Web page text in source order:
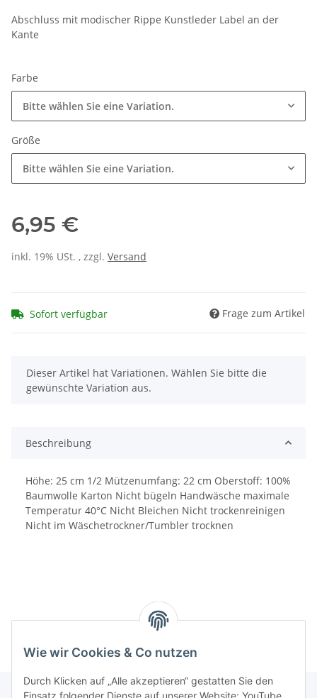
Abschluss mit modischer Rippe Kunstleder Label an der
Kante
Farbe
Bitte wählen Sie eine Variation.
Größe
Bitte wählen Sie eine Variation.
6,95 €
inkl. 19% USt. , zzgl. Versand
Sofort verfügbar Frage zum Artikel
x
Dieser Artikel hat Variationen. Wählen Sie bitte die
gewünschte Variation aus.
Beschreibung
Höhe: 25 cm 1/2 Mützenumfang: 22 cm Oberstoff: 100%
Baumwolle Karton Nicht bügeln Handwäsche maximale
Temperatur 40°C Nicht Bleichen Nicht trockenreinigen
Nicht im Wäschetrockner/Tumbler trocknen
Wie wir Cookies & Co nutzen
Durch Klicken auf „Alle akzeptieren“ gestatten Sie den